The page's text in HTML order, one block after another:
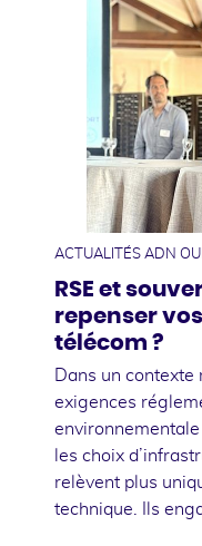
ACTUALITÉS ADN
RSE et
repenser
télécom ?
Dans un contexte
exigences
les choix
relèvent plus
technique. Ils